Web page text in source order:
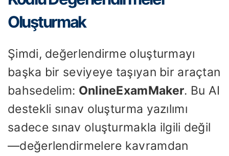
Oluşturmak
Şimdi, değerlendirme oluşturmayı
başka bir seviyeye taşıyan bir araçtan
bahsedelim: OnlineExamMaker. Bu AI
destekli sınav oluşturma yazılımı
sadece sınav oluşturmakla ilgili değil
—değerlendirmelere kavramdan